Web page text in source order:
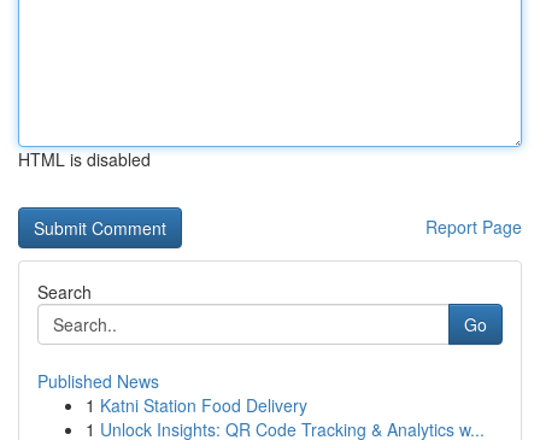
HTML is disabled
Report Page
Search
Go
Published News
1 Katni Station Food Delivery
1 Unlock Insights: QR Code Tracking & Analytics w...